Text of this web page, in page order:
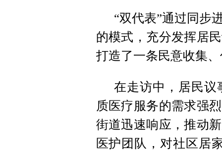
“双代表”通过同步
的模式，充分发挥居
打造了一条民意收集
在走访中，居民议
质医疗服务的需求强
街道迅速响应，推动
医护团队，对社区居